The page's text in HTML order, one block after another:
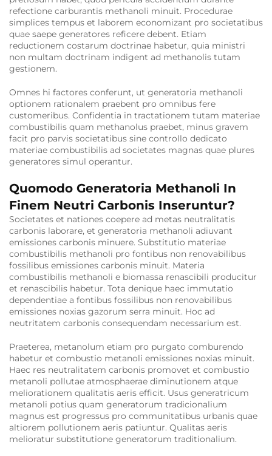
refectione carburantis methanoli minuit. Procedurae
simplices tempus et laborem economizant pro societatibus
quae saepe generatores reficere debent. Etiam
reductionem costarum doctrinae habetur, quia ministri
non multam doctrinam indigent ad methanolis tutam
gestionem.
Omnes hi factores conferunt, ut generatoria methanoli
optionem rationalem praebent pro omnibus fere
customeribus. Confidentia in tractationem tutam materiae
combustibilis quam methanolus praebet, minus gravem
facit pro parvis societatibus sine controllo dedicato
materiae combustibilis ad societates magnas quae plures
generatores simul operantur.
Quomodo Generatoria Methanoli In
Finem Neutri Carbonis Inseruntur?
Societates et nationes coepere ad metas neutralitatis
carbonis laborare, et generatoria methanoli adiuvant
emissiones carbonis minuere. Substitutio materiae
combustibilis methanoli pro fontibus non renovabilibus
fossilibus emissiones carbonis minuit. Materia
combustibilis methanoli e biomassa renascibili producitur
et renascibilis habetur. Tota denique haec immutatio
dependentiae a fontibus fossilibus non renovabilibus
emissiones noxias gazorum serra minuit. Hoc ad
neutritatem carbonis consequendam necessarium est.
Praeterea, metanolum etiam pro purgato comburendo
habetur et combustio metanoli emissiones noxias minuit.
Haec res neutralitatem carbonis promovet et combustio
metanoli pollutae atmosphaerae diminutionem atque
meliorationem qualitatis aeris efficit. Usus generatricum
metanoli potius quam generatorum tradicionalium
magnus est progressus pro communitatibus urbanis quae
altiorem pollutionem aeris patiuntur. Qualitas aeris
melioratur substitutione generatorum traditionalium.